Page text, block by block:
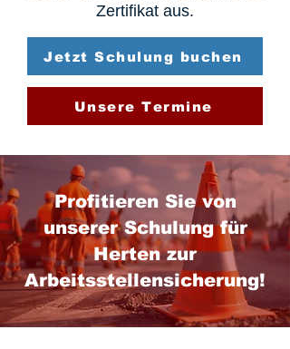
Zertifikat aus.
Jetzt Schulung buchen
Unsere Termine
Profitieren Sie von
unserer Schulung für
Herten zur
Arbeitsstellensicherung!